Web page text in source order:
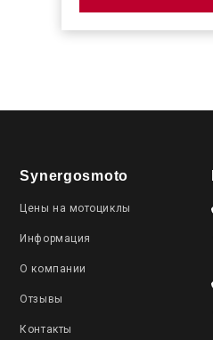
Synergosmoto
Цены на мотоциклы
Информация
О компании
Отзывы
Контакты